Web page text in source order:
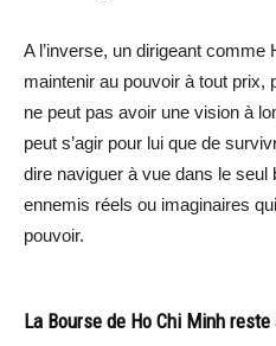
A l’inverse, un dirigeant comme
maintenir au pouvoir à tout prix,
ne peut pas avoir une vision à
peut s’agir pour lui que de
dire naviguer à vue dans le seul
ennemis réels ou imaginaires
pouvoir.
La Bourse de Ho Chi Minh